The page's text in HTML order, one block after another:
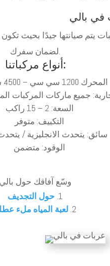
في بالي
يتم صيانتها جيدًا بحيث
لضمان سفرك.
أنواع مركباتنا:
المحرك 1200 سي سي – 4500 سي سي
جميع ماركات المركبات
السعة: 2 – 15 راكب
التكييف: متوفر
سائق: يتحدث الانجليزية /
الوقود: متضمن
وسّع آفاقك حول بالي
حول التجديف
لعبة المياه ملء